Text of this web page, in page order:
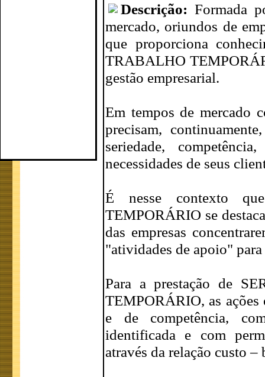
Descrição:Formada
mercado, oriundos de
que proporciona
TRABALHO
gestão empresarial.
Em tempos de mercado
precisam,
seriedade,
necessidades de seus
É nesse contexto
TEMPORÁRIO se
das empresas
"atividades de apoio" para
Para a prestação de
TEMPORÁRIO, as ações
e de competência,
identificada e com
através da relação custo –